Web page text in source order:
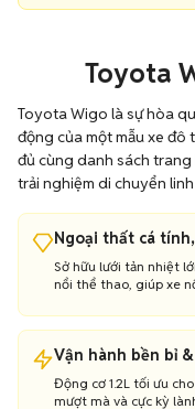
Toyota
Toyota Wigo là sự hòa
động của một mẫu xe đô
đủ cùng danh sách
trải nghiệm di chuyển
Ngoại thất cá
Sở hữu lưới tản nhiệt
nổi thể thao, giúp xe
Vận hành bền bỉ
Động cơ 1.2L tối ưu
mượt mà và cực kỳ